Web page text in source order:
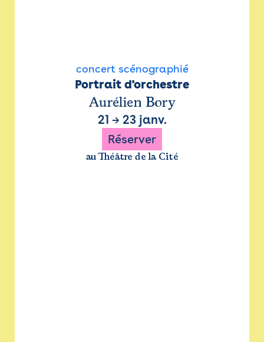
concert scénographié
Portrait d'orchestre
Aurélien Bory
21 → 23 janv.
Réserver
au Théâtre de la Cité